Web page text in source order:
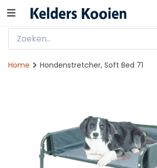
Home Hondenstretcher, Soft Bed 71